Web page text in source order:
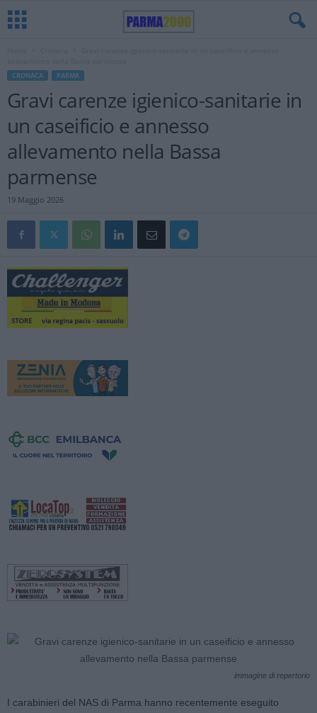
CRONACA PARMA
Gravi carenze igienico-sanitarie in
un caseificio e annesso
allevamento nella Bassa
parmense
19 Maggio 2026
immagine di repertorio
I carabinieri del NAS di Parma hanno recentemente eseguito